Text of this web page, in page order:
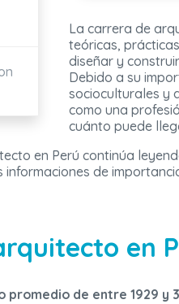
La carrera de
teóricas,
diseñar y
Debido a su
socioculturales y
como una
cuánto puede
en Perú continúa
de
en
promedio de entre 1929 y